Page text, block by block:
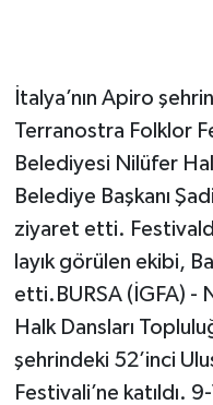
İtalya’nın Apiro
Terranostra Folklor
Belediyesi Nilüfer
Belediye Başkanı
ziyaret etti.
layık görülen ekibi,
etti.BURSA (İGFA) -
Halk Dansları
şehrindeki 52’inci
Festivali’ne katıldı.